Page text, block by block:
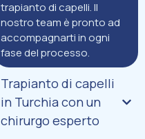
trapianto di capelli. Il
nostro team è pronto ad
accompagnarti in ogni
fase del processo.
Trapianto di capelli
in Turchia con un
chirurgo esperto